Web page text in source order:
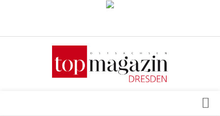
Verkaufsstellen